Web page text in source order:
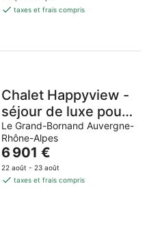
est
par
taxes et frais compris
Chalet Happyview -
séjour de luxe pour
15, piscine et sauna
- OVO Network
Le Grand-Bornand Auvergne-
Rhône-Alpes
Le
prix
est
6 901 €
22 août - 23 août
taxes et frais compris